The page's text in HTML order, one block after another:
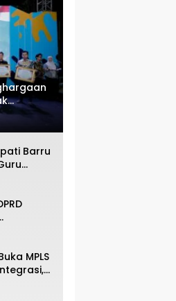
Barru
Capaian
APBD
Anak
MPLS
Kunci